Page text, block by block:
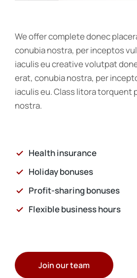
We offer complete donec
conubia nostra, per inceptos
iaculis eu creative volutpat
erat, conubia nostra, per
iaculis eu. Class litora torquent
nostra.
Health insurance
Holiday bonuses
Profit-sharing bonuses
Flexible business hours
Join our team